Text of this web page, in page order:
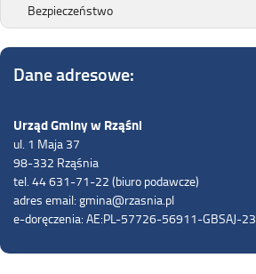
Bezpieczeństwo
Dane adresowe:
Urząd Gminy w Rząśni
ul. 1 Maja 37
98-332 Rząśnia
tel. 44 631-71-22 (biuro podawcze)
adres email: gmina@rzasnia.pl
e-doręczenia: AE:PL-57726-56911-GBSAJ-23